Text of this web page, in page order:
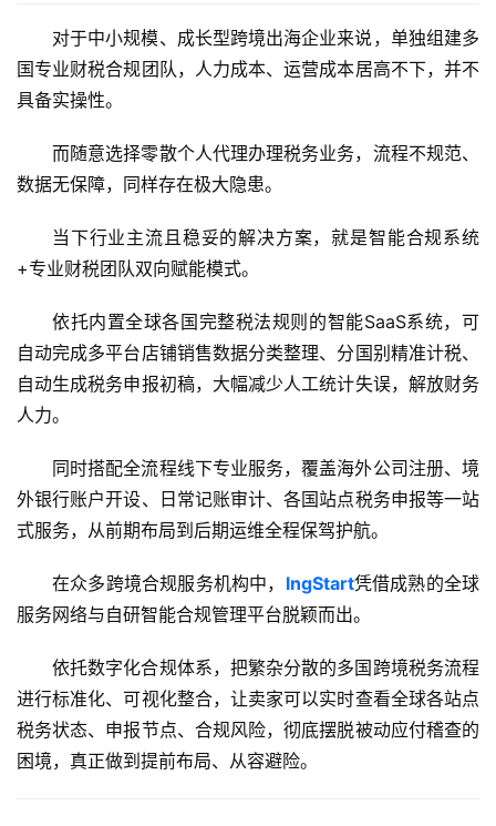
跨
讯
海
司
海
行
开
全
付
方
案
登录 注册
对于中小规模、成长型跨境出海企业来说，单独组建多
国专业财税合规团队，人力成本、运营成本居高不下，并不
具备实操性。
而随意选择零散个人代理办理税务业务，流程不规范、
数据无保障，同样存在极大隐患。
当下行业主流且稳妥的解决方案，就是智能合规系统
+专业财税团队双向赋能模式。
依托内置全球各国完整税法规则的智能SaaS系统，可
自动完成多平台店铺销售数据分类整理、分国别精准计税、
自动生成税务申报初稿，大幅减少人工统计失误，解放财务
人力。
同时搭配全流程线下专业服务，覆盖海外公司注册、境
外银行账户开设、日常记账审计、各国站点税务申报等一站
式服务，从前期布局到后期运维全程保驾护航。
在众多跨境合规服务机构中， lngStart凭借成熟的全球
服务网络与自研智能合规管理平台脱颖而出。
依托数字化合规体系，把繁杂分散的多国跨境税务流程
进行标准化、可视化整合，让卖家可以实时查看全球各站点
税务状态、申报节点、合规风险，彻底摆脱被动应付稽查的
困境，真正做到提前布局、从容避险。